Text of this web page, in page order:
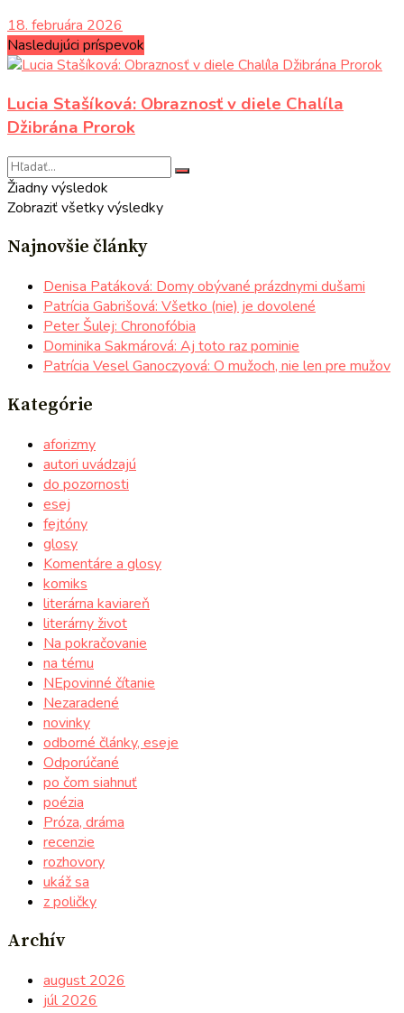
18. februára 2026
Nasledujúci príspevok
Lucia Stašíková: Obraznosť v diele Chalíla
Džibrána Prorok
Žiadny výsledok
Zobraziť všetky výsledky
Najnovšie články
Denisa Patáková: Domy obývané prázdnymi dušami
Patrícia Gabrišová: Všetko (nie) je dovolené
Peter Šulej: Chronofóbia
Dominika Sakmárová: Aj toto raz pominie
Patrícia Vesel Ganoczyová: O mužoch, nie len pre mužov
Kategórie
aforizmy
autori uvádzajú
do pozornosti
esej
fejtóny
glosy
Komentáre a glosy
komiks
literárna kaviareň
literárny život
Na pokračovanie
na tému
NEpovinné čítanie
Nezaradené
novinky
odborné články, eseje
Odporúčané
po čom siahnuť
poézia
Próza, dráma
recenzie
rozhovory
ukáž sa
z poličky
Archív
august 2026
júl 2026